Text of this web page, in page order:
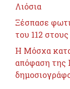
Λιόσια
Ξέσπασε
του 112
Η Μόσχα
απόφαση της